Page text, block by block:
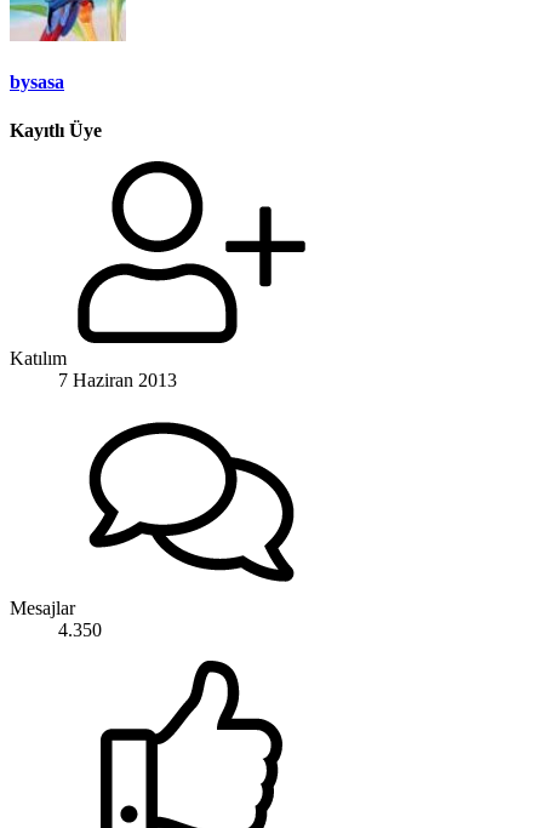
bysasa
Kayıtlı Üye
Katılım
7 Haziran 2013
Mesajlar
4.350